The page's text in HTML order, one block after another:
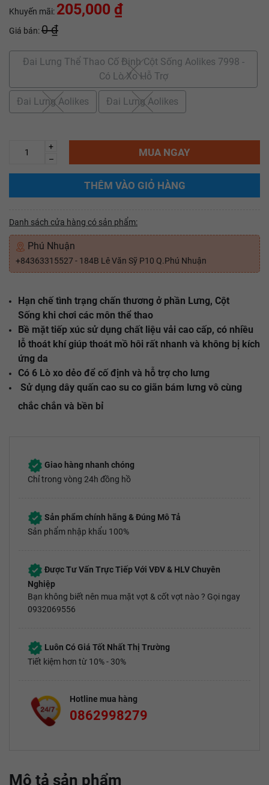
Khuyến mãi: 205,000 ₫
Giá bán:0 ₫
Đai Lưng Thể Thao Cố Định Cột Sống Aolikes 7998 -
Có Lò Xo Hỗ Trợ
Đai Lưng Aolikes Đai Lưng Aolikes
+
–
MUA NGAY
THÊM VÀO GIỎ HÀNG
Danh sách cửa hàng có sản phẩm:
Phú Nhuận
+84363315527 - 184B Lê Văn Sỹ P10 Q.Phú Nhuận
Hạn chế tình trạng chấn thương ở phần Lưng, Cột
Sống khi chơi các môn thể thao
Bề mặt tiếp xúc sử dụng chất liệu vải cao cấp, có nhiều
lỗ thoát khí giúp thoát mồ hôi rất nhanh và không bị kích
ứng da
Có 6 Lò xo dẻo để cố định và hỗ trợ cho lưng
Sử dụng dây quấn cao su co giãn bám lưng vô cùng
chắc chắn và bền bỉ
Giao hàng nhanh chóng
Chỉ trong vòng 24h đồng hồ
Sản phẩm chính hãng & Đúng Mô Tả
Sản phẩm nhập khẩu 100%
Được Tư Vấn Trực Tiếp Với VĐV & HLV Chuyên
Nghiệp
Bạn không biết nên mua mặt vợt & cốt vợt nào ? Gọi ngay
0932069556
Luôn Có Giá Tốt Nhất Thị Trường
Tiết kiệm hơn từ 10% - 30%
Hotline mua hàng
0862998279
Mô tả sản phẩm